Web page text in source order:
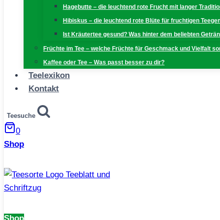
Hagebutte – die leuchtend rote Frucht mit langer
Hibiskus – die leuchtend rote Blüte für fruchtigen
Ist Kräutertee gesund? Was hinter dem beliebten
Früchte im Tee – welche Früchte für Geschmack und Vielfalt
Kaffee oder Tee – Was passt besser zu dir?
Teelexikon
Kontakt
Teesuche
0
Shop